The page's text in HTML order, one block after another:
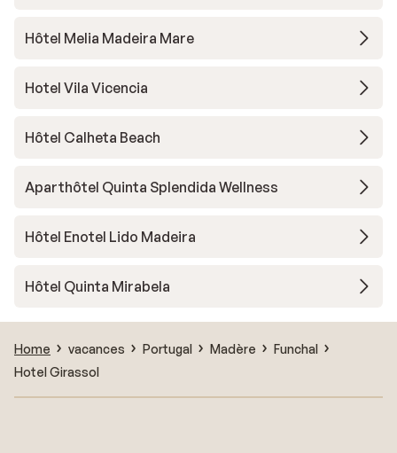
Hôtel Melia Madeira Mare
Hotel Vila Vicencia
Hôtel Calheta Beach
Aparthôtel Quinta Splendida Wellness
Hôtel Enotel Lido Madeira
Hôtel Quinta Mirabela
Home vacances Portugal Madère
Funchal
Hotel Girassol